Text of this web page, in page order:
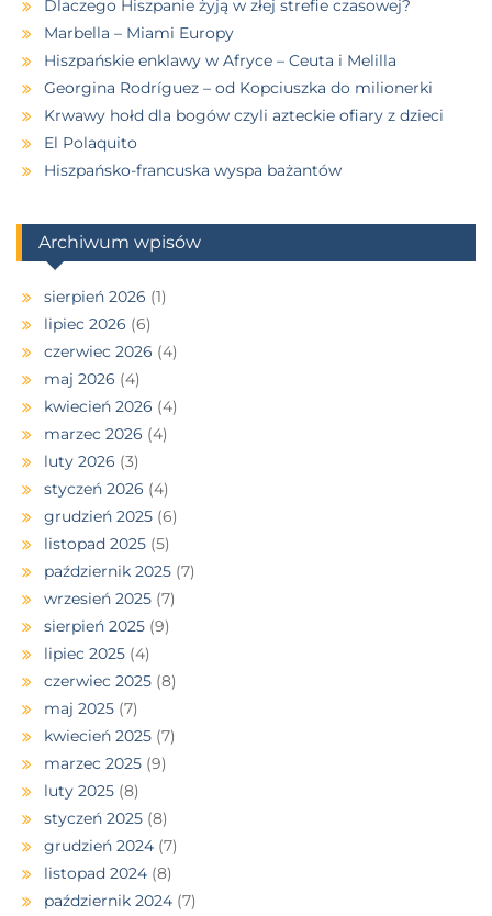
Dlaczego Hiszpanie żyją w złej strefie czasowej?
Marbella – Miami Europy
Hiszpańskie enklawy w Afryce – Ceuta i Melilla
Georgina Rodríguez – od Kopciuszka do milionerki
Krwawy hołd dla bogów czyli azteckie ofiary z dzieci
El Polaquito
Hiszpańsko-francuska wyspa bażantów
Archiwum wpisów
sierpień 2026 (1)
lipiec 2026 (6)
czerwiec 2026 (4)
maj 2026 (4)
kwiecień 2026 (4)
marzec 2026 (4)
luty 2026 (3)
styczeń 2026 (4)
grudzień 2025 (6)
listopad 2025 (5)
październik 2025 (7)
wrzesień 2025 (7)
sierpień 2025 (9)
lipiec 2025 (4)
czerwiec 2025 (8)
maj 2025 (7)
kwiecień 2025 (7)
marzec 2025 (9)
luty 2025 (8)
styczeń 2025 (8)
grudzień 2024 (7)
listopad 2024 (8)
październik 2024 (7)